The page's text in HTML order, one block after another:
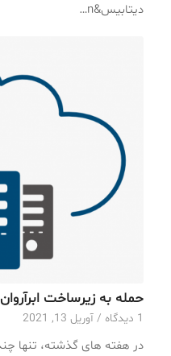
دیتابیس&n…
حمله به زیرساخت ابرآروان
1 دیدگاه / آوریل 13, 2021